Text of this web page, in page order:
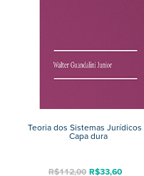
Teoria dos Sistemas Jurídicos
Capa dura
R$112,00 R$33,60